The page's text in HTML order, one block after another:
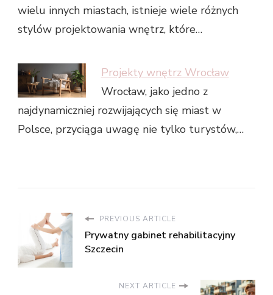
wielu innych miastach, istnieje wiele różnych
stylów projektowania wnętrz, które…
Projekty wnętrz Wrocław
Wrocław, jako jedno z
najdynamiczniej rozwijających się miast w
Polsce, przyciąga uwagę nie tylko turystów,…
PREVIOUS ARTICLE
Prywatny gabinet rehabilitacyjny
Szczecin
NEXT ARTICLE